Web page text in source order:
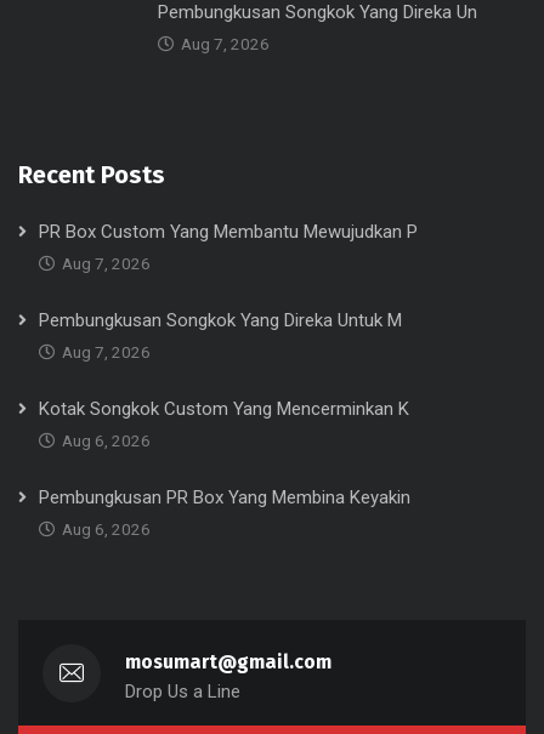
Pembungkusan Songkok Yang Direka Un
Aug 7, 2026
Recent Posts
PR Box Custom Yang Membantu Mewujudkan P
Aug 7, 2026
Pembungkusan Songkok Yang Direka Untuk M
Aug 7, 2026
Kotak Songkok Custom Yang Mencerminkan K
Aug 6, 2026
Pembungkusan PR Box Yang Membina Keyakin
Aug 6, 2026
mosumart@gmail.com
Drop Us a Line